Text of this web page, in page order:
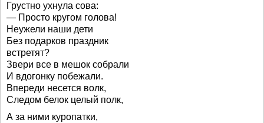
Грустно ухнула сова:
— Просто кругом голова!
Неужели наши дети
Без подарков праздник
встретят?
Звери все в мешок собрали
И вдогонку побежали.
Впереди несется волк,
Следом белок целый полк,
А за ними куропатки,